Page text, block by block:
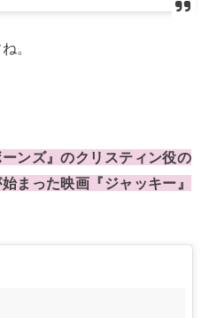
。
ンズ』のクリスティン役の
まった映画『ジャッキー』